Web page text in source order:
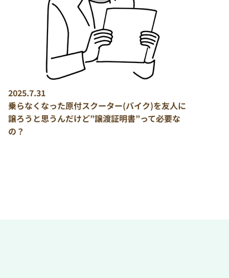
2025.7.31
乗らなくなった原付スクーター(バイク)を友人に
譲ろうと思うんだけど”譲渡証明書”って必要な
の？